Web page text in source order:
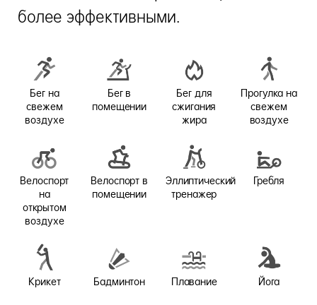
более эффективными.
Бег на
свежем
воздухе
Бег в
помещении
Бег для
сжигания
жира
Прогулка на
свежем
воздухе
Велоспорт
на
открытом
воздухе
Велоспорт в
помещении
Эллиптический
тренажер
Гребля
Крикет Бадминтон Плавание Йога